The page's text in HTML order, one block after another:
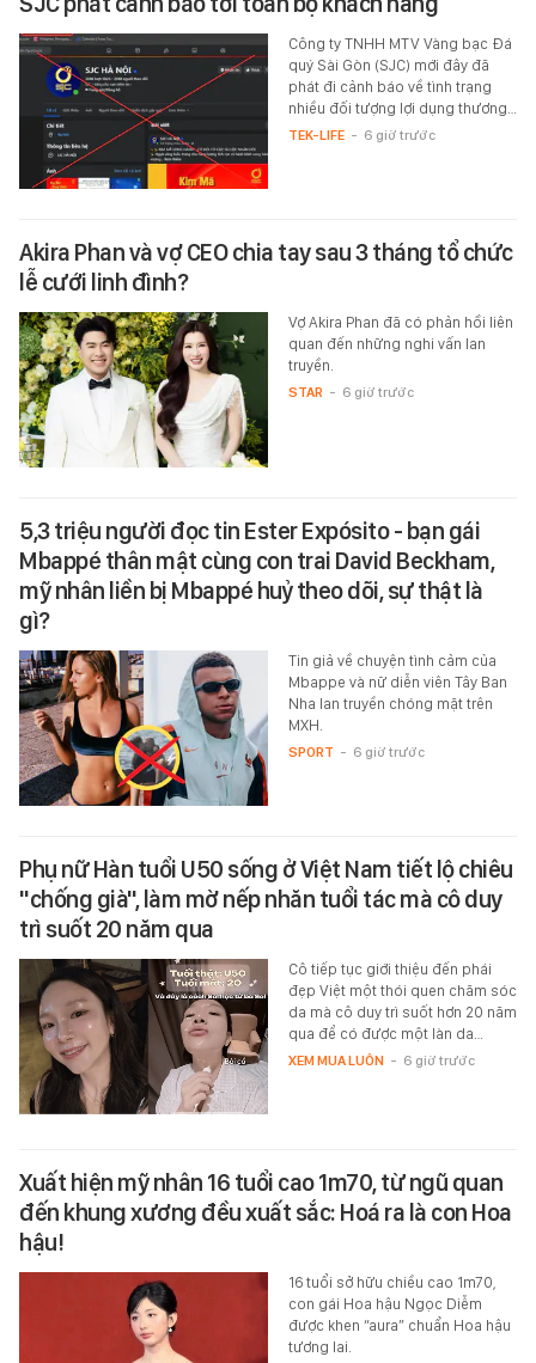
Công ty TNHH MTV Vàng bạc Đá
quý Sài Gòn (SJC) mới đây đã
phát đi cảnh báo về tình trạng
nhiều đối tượng lợi dụng thương…
TEK-LIFE - 6 giờ trước
Akira Phan và vợ CEO chia tay sau 3 tháng tổ chức
lễ cưới linh đình?
Vợ Akira Phan đã có phản hồi liên
quan đến những nghi vấn lan
truyền.
STAR - 6 giờ trước
5,3 triệu người đọc tin Ester Expósito - bạn gái
Mbappé thân mật cùng con trai David Beckham,
mỹ nhân liền bị Mbappé huỷ theo dõi, sự thật là
gì?
Tin giả về chuyện tình cảm của
Mbappe và nữ diễn viên Tây Ban
Nha lan truyền chóng mặt trên
MXH.
SPORT - 6 giờ trước
Phụ nữ Hàn tuổi U50 sống ở Việt Nam tiết lộ chiêu
"chống già", làm mờ nếp nhăn tuổi tác mà cô duy
trì suốt 20 năm qua
Cô tiếp tục giới thiệu đến phái
đẹp Việt một thói quen chăm sóc
da mà cô duy trì suốt hơn 20 năm
qua để có được một làn da…
XEM MUA LUÔN - 6 giờ trước
Xuất hiện mỹ nhân 16 tuổi cao 1m70, từ ngũ quan
đến khung xương đều xuất sắc: Hoá ra là con Hoa
hậu!
16 tuổi sở hữu chiều cao 1m70,
con gái Hoa hậu Ngọc Diễm
được khen “aura” chuẩn Hoa hậu
tương lai.